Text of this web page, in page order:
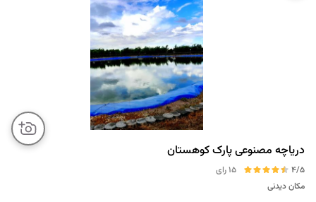
دریاچه مصنوعی پارک کوهستان
4/5
15 رای
مکان دیدنی